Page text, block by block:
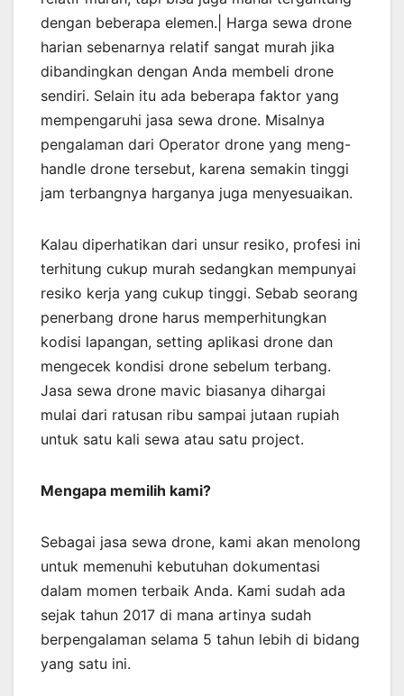
dengan beberapa elemen.| Harga sewa drone
harian sebenarnya relatif sangat murah jika
dibandingkan dengan Anda membeli drone
sendiri. Selain itu ada beberapa faktor yang
mempengaruhi jasa sewa drone. Misalnya
pengalaman dari Operator drone yang meng-
handle drone tersebut, karena semakin tinggi
jam terbangnya harganya juga menyesuaikan.
Kalau diperhatikan dari unsur resiko, profesi ini
terhitung cukup murah sedangkan mempunyai
resiko kerja yang cukup tinggi. Sebab seorang
penerbang drone harus memperhitungkan
kodisi lapangan, setting aplikasi drone dan
mengecek kondisi drone sebelum terbang.
Jasa sewa drone mavic biasanya dihargai
mulai dari ratusan ribu sampai jutaan rupiah
untuk satu kali sewa atau satu project.
Mengapa memilih kami?
Sebagai jasa sewa drone, kami akan menolong
untuk memenuhi kebutuhan dokumentasi
dalam momen terbaik Anda. Kami sudah ada
sejak tahun 2017 di mana artinya sudah
berpengalaman selama 5 tahun lebih di bidang
yang satu ini.